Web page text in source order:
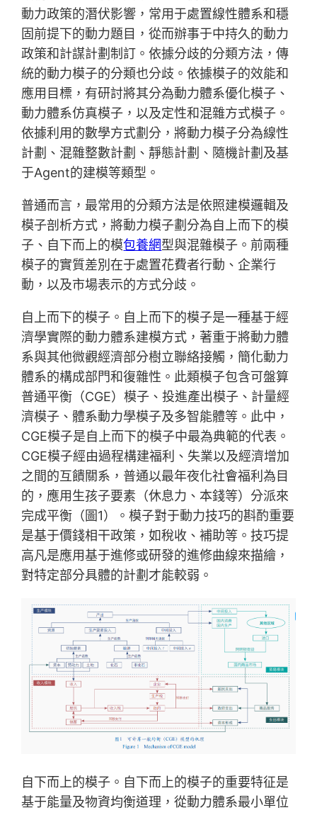
動力政策的潛伏影響，常用于處置線性體系和穩
固前提下的動力題目，從而辦事于中持久的動力
政策和計謀計劃制訂。依據分歧的分類方法，傳
統的動力模子的分類也分歧。依據模子的效能和
應用目標，有研討將其分為動力體系優化模子、
動力體系仿真模子，以及定性和混雜方式模子。
依據利用的數學方式劃分，將動力模子分為線性
計劃、混雜整數計劃、靜態計劃、隨機計劃及基
于Agent的建模等類型。
普通而言，最常用的分類方法是依照建模邏輯及
模子剖析方式，將動力模子劃分為自上而下的模
子、自下而上的模包養網型與混雜模子。前兩種
模子的實質差別在于處置花費者行動、企業行
動，以及市場表示的方式分歧。
自上而下的模子。自上而下的模子是一種基于經
濟學實際的動力體系建模方式，著重于將動力體
系與其他微觀經濟部分樹立聯絡接觸，簡化動力
體系的構成部門和復雜性。此類模子包含可盤算
普通平衡（CGE）模子、投進產出模子、計量經
濟模子、體系動力學模子及多智能體等。此中，
CGE模子是自上而下的模子中最為典範的代表。
CGE模子經由過程構建福利、失業以及經濟增加
之間的互饋關系，普通以最年夜化社會福利為目
的，應用生孩子要素（休息力、本錢等）分派來
完成平衡（圖1）。模子對于動力技巧的斟酌重要
是基于價錢相干政策，如稅收、補助等。技巧提
高凡是應用基于進修或研發的進修曲線來描繪，
對特定部分具體的計劃才能較弱。
自下而上的模子。自下而上的模子的重要特征是
基于能量及物資均衡道理，從動力體系最小單位